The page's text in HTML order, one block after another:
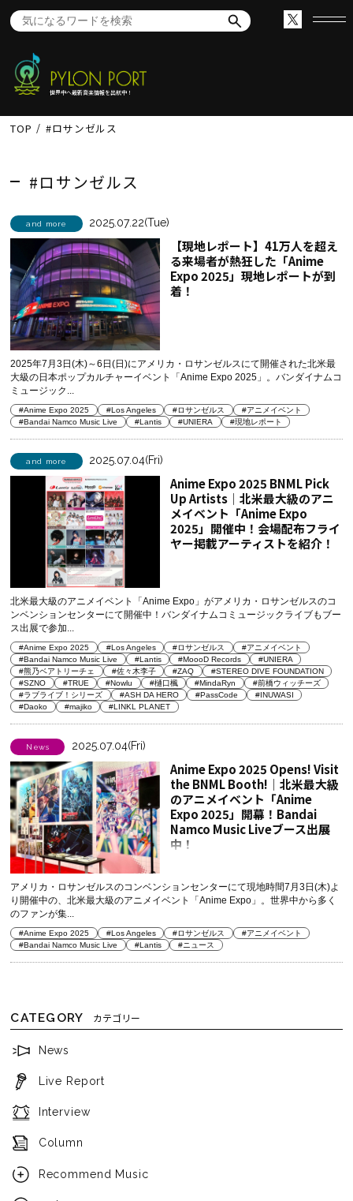
世界中へ最新音楽情報を出航中！
TOP #ロサンゼルス
#ロサンゼルス
and more 2025.07.22(Tue)
【現地レポート】41万人を超え
る来場者が熱狂した「Anime
Expo 2025」現地レポートが到
着！
2025年7月3日(木)～6日(日)にアメリカ・ロサンゼルスにて開催された北米最
大級の日本ポップカルチャーイベント「Anime Expo 2025」。バンダイナムコ
ミュージック...
#Anime Expo 2025 #Los Angeles #ロサンゼルス
#アニメイベント
#Bandai Namco Music Live
#Lantis #UNIERA #現地レポート
and more 2025.07.04(Fri)
Anime Expo 2025 BNML Pick
Up Artists│北米最大級のアニ
メイベント「Anime Expo
2025」開催中！会場配布フライ
ヤー掲載アーティストを紹介！
北米最大級のアニメイベント「Anime Expo」がアメリカ・ロサンゼルスのコ
ンベンションセンターにて開催中！バンダイナムコミュージックライブもブー
ス出展で参加...
#Anime Expo 2025 #Los Angeles #ロサンゼルス
#アニメイベント
#Bandai Namco Music Live
#Lantis #MoooD Records
#UNIERA
#熊乃ベアトリーチェ
#佐々木李子 #ZAQ
#STEREO DIVE FOUNDATION
#SZNO
#TRUE #Nowlu #樋口楓 #MindaRyn
#前橋ウィッチーズ
#ラブライブ！シリーズ
#ASH DA HERO #PassCode
#INUWASI
#Daoko
#majiko #LINKL PLANET
News 2025.07.04(Fri)
Anime Expo 2025 Opens! Visit
the BNML Booth!│北米最大級
のアニメイベント「Anime
Expo 2025」開幕！Bandai
Namco Music Liveブース出展
中！
アメリカ・ロサンゼルスのコンベンションセンターにて現地時間7月3日(木)よ
り開催中の、北米最大級のアニメイベント「Anime Expo」。世界中から多く
のファンが集...
#Anime Expo 2025 #Los Angeles #ロサンゼルス
#アニメイベント
#Bandai Namco Music Live
#Lantis #ニュース
CATEGORY カテゴリー
News
Live Report
Interview
Column
Recommend Music